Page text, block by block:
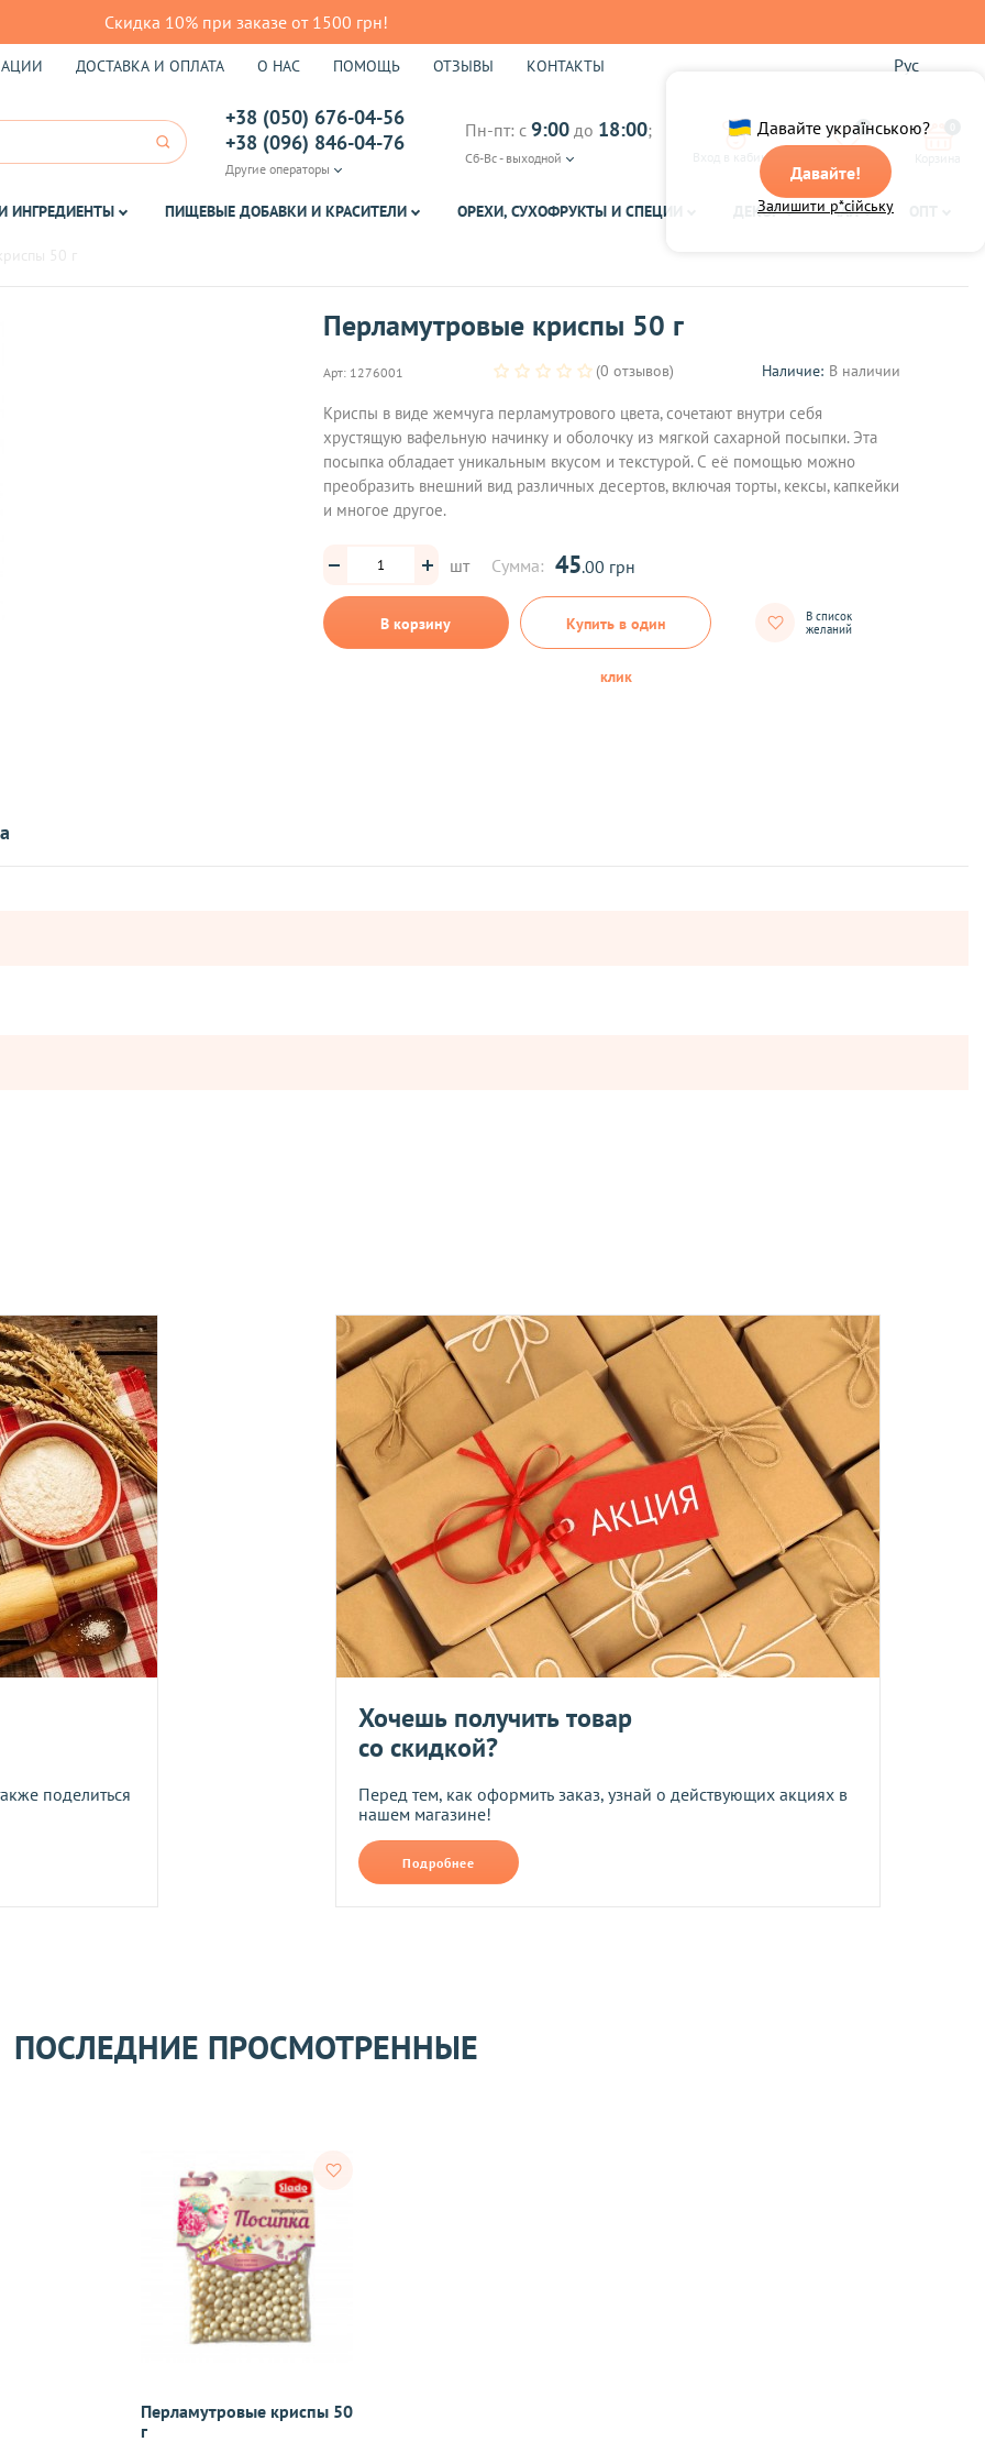
Скидка 10% при заказе от 1500 грн!
Давайте українською?
Давайте!
Залишити р*сійську
ДОСТАВКА И ОПЛАТА О НАС ПОМОЩЬ ОТЗЫВЫ КОНТАКТЫ Рус
+38 (050) 676-04-56
+38 (096) 846-04-76
Другие операторы
Пн-пт: с 9:00 до 18:00;
Сб-Вс - выходной Вход в кабинет
0
ИНГРЕДИЕНТЫ ПИЩЕВЫЕ ДОБАВКИ И КРАСИТЕЛИ ОРЕХИ, СУХОФРУКТЫ И СПЕЦИИ ДЕКОР ЧАЙ
Перламутровые криспы 50 г
Арт: 1276001 (0 отзывов) Наличие: В наличии
Криспы в виде жемчуга перламутрового цвета, сочетают внутри себя
хрустящую вафельную начинку и оболочку из мягкой сахарной посыпки. Эта
посыпка обладает уникальным вкусом и текстурой. С её помощью можно
преобразить внешний вид различных десертов, включая торты, кексы, капкейки
и многое другое.
шт Сумма: 45.00 грн
В корзину Купить в один
клик
В список
желаний
Я даю согласие на обработку моих персональных данных
Прикрепить фото
В формате jpg, png, размером не более 10 мб
оплаты.
один раз в неделю -
Оплата должна поступить до среды включительно.
с категории "ОПТ
", отправляются за счет клиента!
оператора и не распространяется на ассортимент прессованных дрожжей и товары по оптовым ценам.
скидок.
статус доставки Вашего заказа логистическим оператором, Вы получите на следующий день после отправки заказа.
в течение 14 дней. Пищевые продукты, пригодные к употреблению, возврату и обмену не подлежат.
следующим образом:
качества согласно Закону «О защите прав потребителей»
получения товара покупателем.
с требованиями законодательства. Возврат возможен в течение 14 дней после получения (для товаров
осуществляется по договоренности. Возврат/Обмен производится в случаях если товар не соответствует
поделиться
Хочешь получить товар
со скидкой?
Перед тем, как оформить заказ, узнай о действующих акциях в
нашем магазине!
Подробнее
ПОСЛЕДНИЕ ПРОСМОТРЕННЫЕ
Перламутровые криспы 50
г